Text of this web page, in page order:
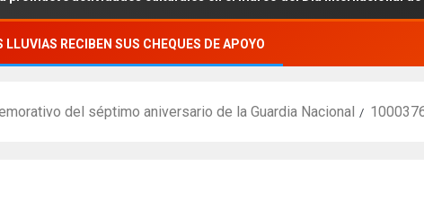
RECIBEN SUS CHEQUES DE APOYO
del séptimo aniversario de la Guardia Nacional